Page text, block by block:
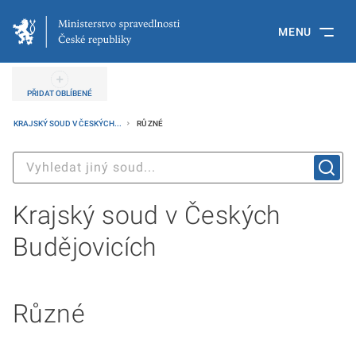
MENU
PŘIDAT OBLÍBENÉ
KRAJSKÝ SOUD V ČESKÝCH... RŮZNÉ
Krajský soud v Českých
Budějovicích
Různé